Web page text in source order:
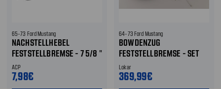
65-73 Ford Mustang
NACHSTELLHEBEL
FESTSTELLBREMSE - 7 5/8 "
ACP
7,98€
64-73 Ford Mustang
BOWDENZUG
FESTSTELLBREMSE - SET
Lokar
369,99€